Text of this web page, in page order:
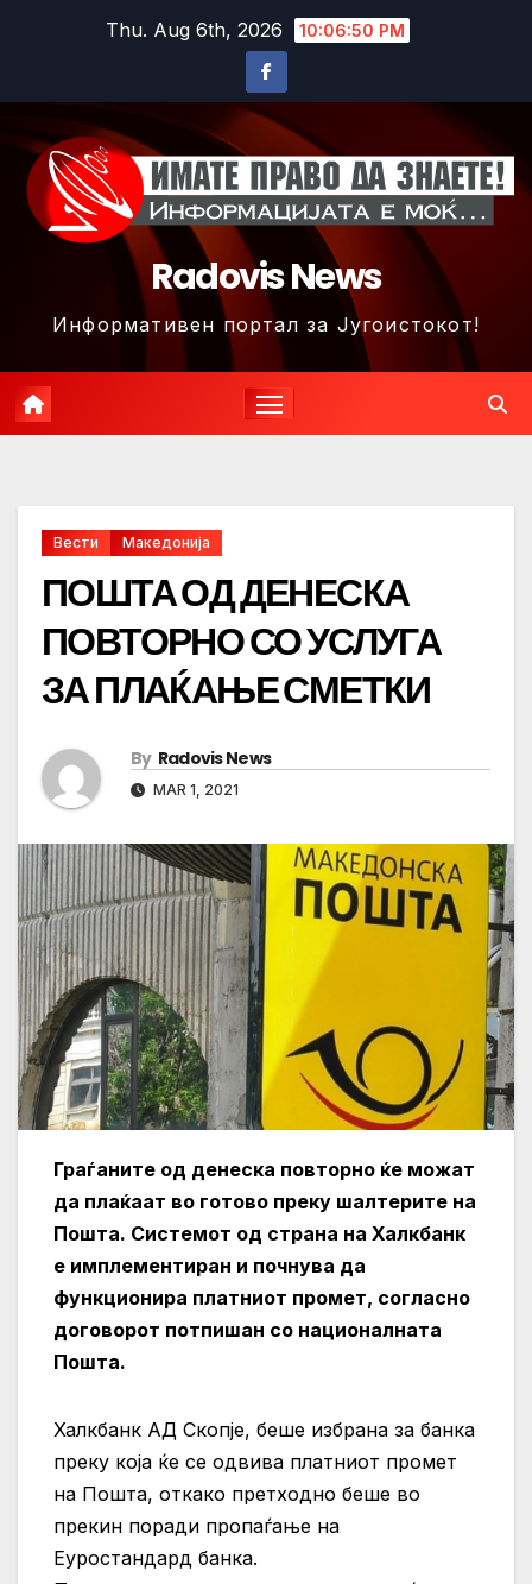
Thu. Aug 6th, 2026 10:06:52 PM
Radovis News
Информативен портал за Југоистокот!
Вести Македонија
ПОШТА ОД ДЕНЕСКА
ПОВТОРНО СО УСЛУГА
ЗА ПЛАЌАЊЕ СМЕТКИ
By Radovis News
MAR 1, 2021
Граѓаните од денеска повторно ќе можат
да плаќаат во готово преку шалтерите на
Пошта. Системот од страна на Халкбанк
е имплементиран и почнува да
функционира платниот промет, согласно
договорот потпишан со националната
Пошта.
Халкбанк АД Скопје, беше избрана за банка
преку која ќе се одвива платниот промет
на Пошта, откако претходно беше во
прекин поради пропаѓање на
Еуростандард банка.